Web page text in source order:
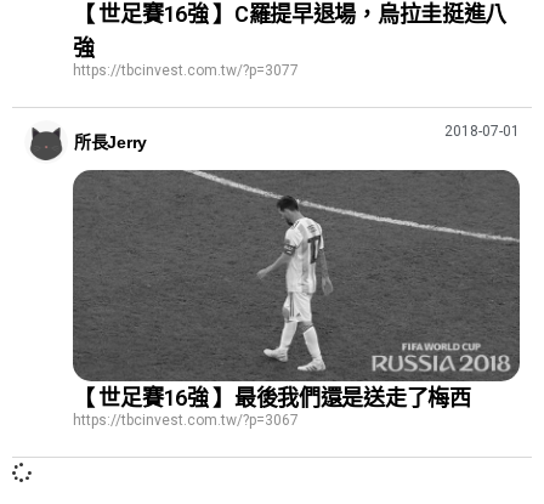
【 世足賽16強 】C羅提早退場，烏拉圭挺進八
強
https://tbcinvest.com.tw/?p=3077
所長Jerry
2018-07-01
【 世足賽16強 】最後我們還是送走了梅西
https://tbcinvest.com.tw/?p=3067